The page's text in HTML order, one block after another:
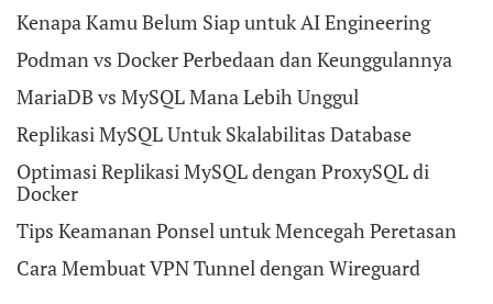
Kenapa Kamu Belum Siap untuk AI Engineering
Podman vs Docker Perbedaan dan Keunggulannya
MariaDB vs MySQL Mana Lebih Unggul
Replikasi MySQL Untuk Skalabilitas Database
Optimasi Replikasi MySQL dengan ProxySQL di
Docker
Tips Keamanan Ponsel untuk Mencegah Peretasan
Cara Membuat VPN Tunnel dengan Wireguard